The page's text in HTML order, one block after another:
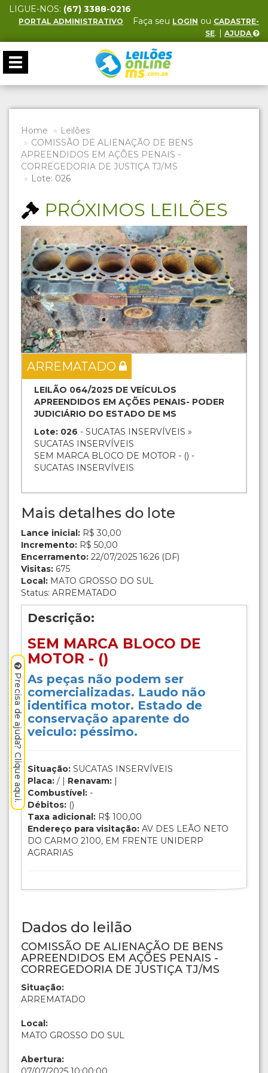
LIGUE-NOS: (67) 3388-0216
PORTAL ADMINISTRATIVO Faça seu LOGIN ou CADASTRE-
SE. | AJUDA
Toggle
navigation
Home
Leilões
COMISSÃO DE ALIENAÇÃO DE BENS
APREENDIDOS EM AÇÕES PENAIS -
CORREGEDORIA DE JUSTIÇA TJ/MS
Lote: 026
PRÓXIMOS LEILÕES
Previous Next
ARREMATADO
LEILÃO 064/2025 DE VEÍCULOS
APREENDIDOS EM AÇÕES PENAIS- PODER
JUDICIÁRIO DO ESTADO DE MS
Lote: 026 - SUCATAS INSERVÍVEIS »
SUCATAS INSERVÍVEIS
SEM MARCA BLOCO DE MOTOR - () -
SUCATAS INSERVÍVEIS
Mais detalhes do lote
Lance inicial: R$ 30,00
Incremento: R$ 50,00
Encerramento: 22/07/2025 16:26 (DF)
Visitas: 675
Local: MATO GROSSO DO SUL
Status: ARREMATADO
Descrição:
SEM MARCA BLOCO DE
MOTOR - ()
As peças não podem ser
comercializadas. Laudo não
identifica motor. Estado de
conservação aparente do
veiculo: péssimo.
Situação: SUCATAS INSERVÍVEIS
Placa: / | Renavam:
Combustível: -
Débitos: ()
Taxa adicional: R$ 100,00
Endereço para visitação: AV DES LEÃO NETO
DO CARMO 2100, EM FRENTE UNIDERP
AGRARIAS
Dados do leilão
COMISSÃO DE ALIENAÇÃO DE BENS
APREENDIDOS EM AÇÕES PENAIS -
CORREGEDORIA DE JUSTIÇA TJ/MS
Situação:
ARREMATADO
Local:
MATO GROSSO DO SUL
Abertura:
Precisa de ajuda? Clique aqui.